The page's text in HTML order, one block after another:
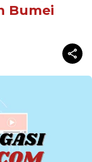
Bumei